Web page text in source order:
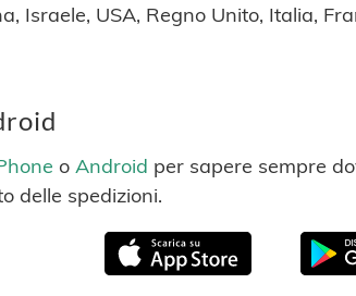
Israele, USA, Regno Unito, Italia,
o Android per sapere sempre
delle spedizioni.